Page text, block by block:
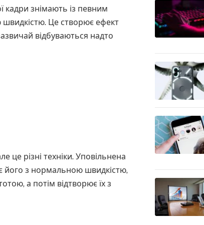
кадри знімають із певним
Це створює ефект
відбуваються надто
це різні техніки. Уповільнена
його з нормальною швидкістю,
а потім відтворює їх з